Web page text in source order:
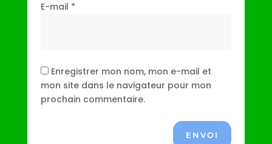
E-mail *
Enregistrer mon nom, mon e-mail et
mon site dans le navigateur pour mon
prochain commentaire.
ENVOI